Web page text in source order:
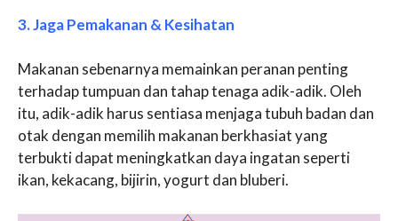
3. Jaga Pemakanan & Kesihatan
Makanan sebenarnya memainkan peranan penting
terhadap tumpuan dan tahap tenaga adik-adik. Oleh
itu, adik-adik harus sentiasa menjaga tubuh badan dan
otak dengan memilih makanan berkhasiat yang
terbukti dapat meningkatkan daya ingatan seperti
ikan, kekacang, bijirin, yogurt dan bluberi.